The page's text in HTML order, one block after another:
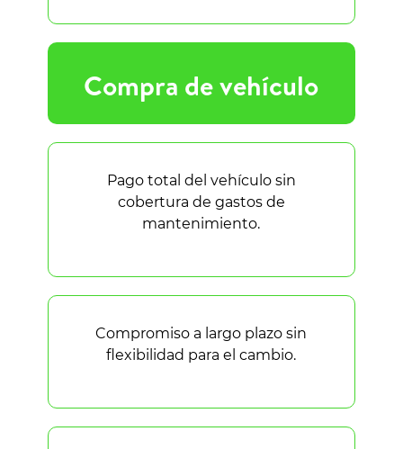
Compra de vehículo
Pago total del vehículo sin
cobertura de gastos de
mantenimiento.
Compromiso a largo plazo sin
flexibilidad para el cambio.